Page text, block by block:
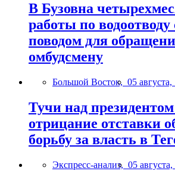
В Бузовна
работы по водоотводу
поводом для
омбудсмену
Большой Восток, 05
Тучи над
отрицание отставки
борьбу за власть в
Экспресс-анализ, 05